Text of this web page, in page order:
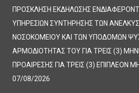
ΠΡΟΣΚΛΗΣΗ ΕΚΔΗΛΩΣΗΣ
ΥΠΗΡΕΣΙΩΝ ΣΥΝΤΗΡΗΣΗΣ ΤΩΝ
ΝΟΣΟΚΟΜΕΙΟΥ ΚΑΙ ΤΩΝ ΥΠΟΔΟΜΩΝ
ΑΡΜΟΔΙΟΤΗΤΑΣ ΤΟΥ ΓΙΑ ΤΡΕΙΣ (3)
ΠΡΟΑΙΡΕΣΗΣ ΓΙΑ ΤΡΕΙΣ (3) ΕΠΙΠΛΕΟΝ
07/08/2026